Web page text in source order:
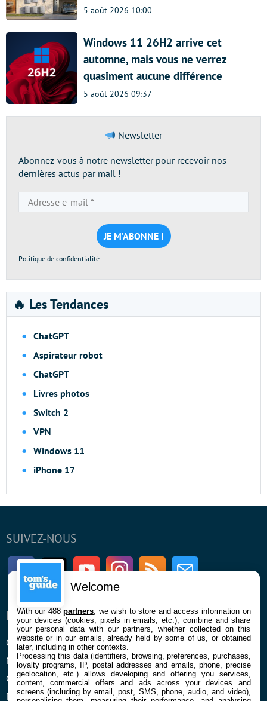
5 août 2026 10:00
Windows 11 26H2 arrive cet
automne, mais vous ne verrez
quasiment aucune différence
5 août 2026 09:37
Newsletter
Abonnez-vous à notre newsletter pour recevoir nos
dernières actus par mail !
e-
mail
*
Politique de confidentialité
🔥 Les Tendances
ChatGPT
Aspirateur robot
ChatGPT
Livres photos
Switch 2
VPN
Windows 11
iPhone 17
SUIVEZ-NOUS
FacebookTwitter Youtube InstagramRSS Newsletter
ENTREPRISE
Qui sommes nous
Mentions légales et CGU
Confidentialité et Cookies
Préférences cookies
À PROPOS
La rédaction
Contact
Welcome
With our 488partners , we wish to store and access information on
your devices (cookies, pixels in emails, etc.), combine and share
your personal data with our partners, whether collected on this
website or in our emails, already held by some of us, or obtained
later, including in other contexts.
Processing this data (identifiers, browsing, preferences, purchases,
loyalty programs, IP, postal addresses and emails, phone, precise
geolocation, etc.) allows developing and offering you services,
content, commercial offers and ads across your devices and
screens (including by email, post, SMS, phone, audio, and video),